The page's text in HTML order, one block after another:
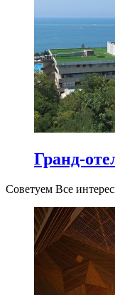
Гранд-
Советуем Все